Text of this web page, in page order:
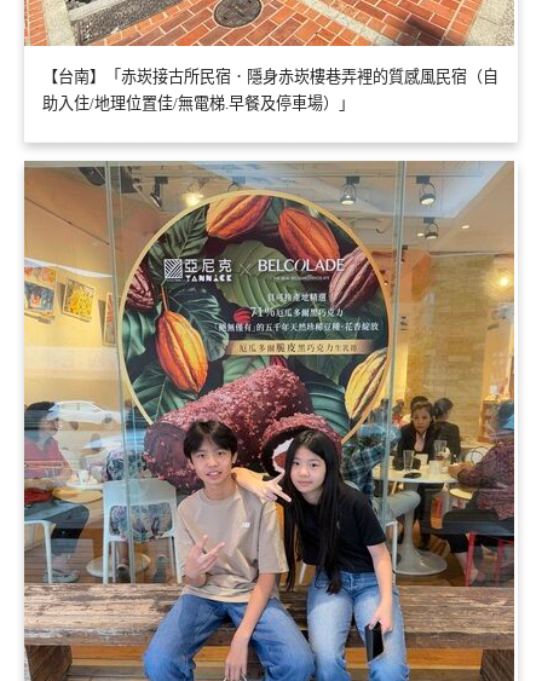
【台南】「赤崁接古所民宿．隱身赤崁樓巷弄裡的質感風民宿（自
助入住/地理位置佳/無電梯.早餐及停車場）」